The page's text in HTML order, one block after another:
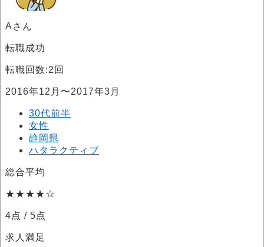
Aさん
転職成功
転職回数:2回
2016年12月〜2017年3月
30代前半
女性
静岡県
ハタラクティブ
総合平均
★★★★☆
4点 / 5点
求人満足